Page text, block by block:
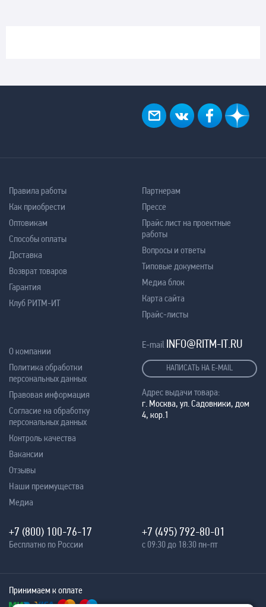
Правила работы
Как приобрести
Оптовикам
Способы оплаты
Доставка
Возврат товаров
Гарантия
Клуб РИТМ-ИТ
Партнерам
Прессе
Прайс лист на проектные
работы
Вопросы и ответы
Типовые документы
Медиа блок
Карта сайта
Прайс-листы
О компании
Политика обработки
персональных данных
Правовая информация
Согласие на обработку
персональных данных
Контроль качества
Вакансии
Отзывы
Наши преимущества
Медиа
E-mail INFO@RITM-IT.RU
НАПИСАТЬ НА E-MAIL
Адрес выдачи товара:
г. Москва, ул. Садовники, дом
4, кор.1
+7 (800) 100-76-17
Бесплатно по России
+7 (495) 792-80-01
с 09:30 до 18:30 пн-пт
Принимаем к оплате